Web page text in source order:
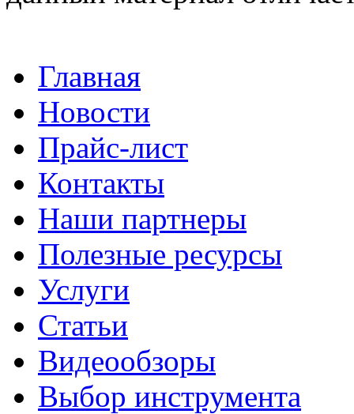
Главная
Новости
Прайс-лист
Контакты
Наши партнеры
Полезные ресурсы
Услуги
Статьи
Видеообзоры
Выбор инструмента